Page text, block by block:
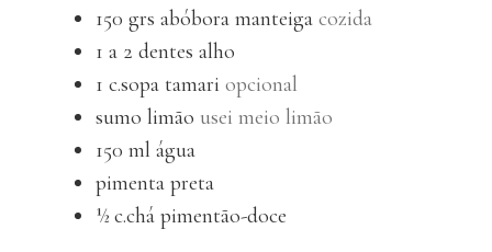
150 grs abóbora manteiga cozida
1 a 2 dentes alho
1 c.sopa tamari opcional
sumo limão usei meio limão
150 ml água
pimenta preta
½ c.chá pimentão-doce